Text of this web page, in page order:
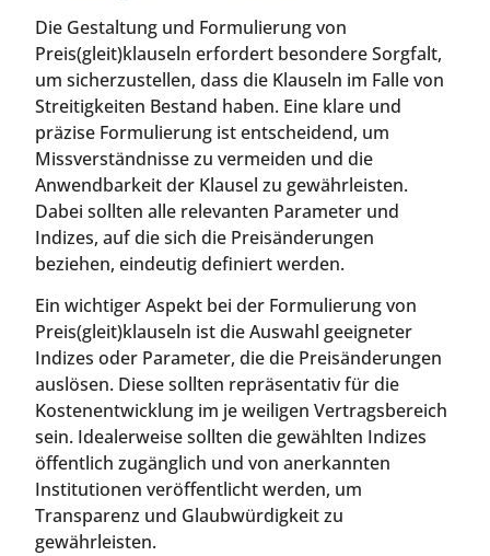
Die Gestaltung und Formulierung von
Preis(gleit)klauseln erfordert besondere Sorgfalt,
um sicherzustellen, dass die Klauseln im Falle von
Streitigkeiten Bestand haben. Eine klare und
präzise Formulierung ist entscheidend, um
Missverständnisse zu vermeiden und die
Anwendbarkeit der Klausel zu gewährleisten.
Dabei sollten alle relevanten Parameter und
Indizes, auf die sich die Preisänderungen
beziehen, eindeutig definiert werden.
Ein wichtiger Aspekt bei der Formulierung von
Preis(gleit)klauseln ist die Auswahl geeigneter
Indizes oder Parameter, die die Preisänderungen
auslösen. Diese sollten repräsentativ für die
Kostenentwicklung im je weiligen Vertragsbereich
sein. Idealerweise sollten die gewählten Indizes
öffentlich zugänglich und von anerkannten
Institutionen veröffentlicht werden, um
Transparenz und Glaubwürdigkeit zu
gewährleisten.